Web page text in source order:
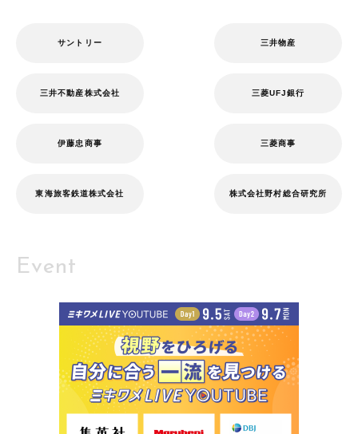
サントリー 三井物産
三井不動産株式会社 三菱UFJ銀行
伊藤忠商事 三菱商事
東海旅客鉄道株式会社 株式会社野村総合研究所
Event